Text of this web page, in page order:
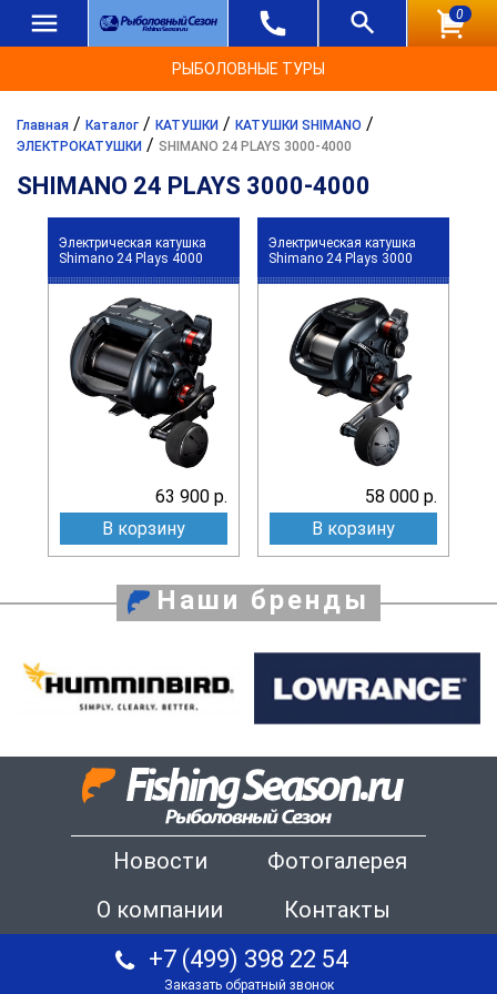
0
РЫБОЛОВНЫЕ ТУРЫ
Главная / Каталог / КАТУШКИ / КАТУШКИ SHIMANO /
ЭЛЕКТРОКАТУШКИ / SHIMANO 24 PLAYS 3000-4000
SHIMANO 24 PLAYS 3000-4000
Электрическая катушка
Shimano 24 Plays 4000
63 900 р.
В корзину
Электрическая катушка
Shimano 24 Plays 3000
58 000 р.
В корзину
Наши бренды
Новости
Фотогалерея
О компании
Контакты
+7 (499) 398 22 54
Заказать обратный звонок